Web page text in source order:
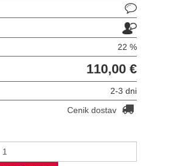
22 %
110,00 €
2-3 dni
Cenik dostav